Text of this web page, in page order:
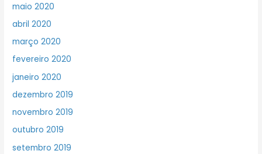
maio 2020
abril 2020
março 2020
fevereiro 2020
janeiro 2020
dezembro 2019
novembro 2019
outubro 2019
setembro 2019